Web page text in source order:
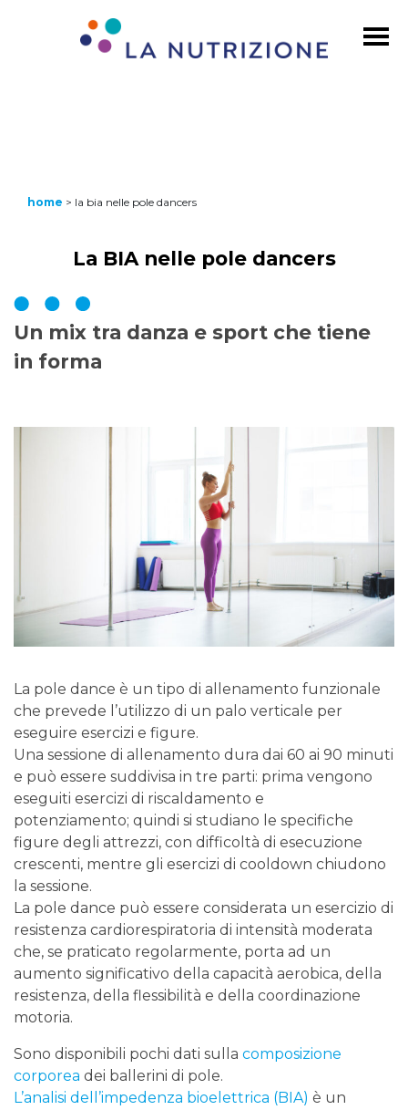
home > la bia nelle pole dancers
La BIA nelle pole dancers
Un mix tra danza e sport che tiene
in forma
La pole dance è un tipo di allenamento funzionale
che prevede l’utilizzo di un palo verticale per
eseguire esercizi e figure.
Una sessione di allenamento dura dai 60 ai 90 minuti
e può essere suddivisa in tre parti: prima vengono
eseguiti esercizi di riscaldamento e
potenziamento; quindi si studiano le specifiche
figure degli attrezzi, con difficoltà di esecuzione
crescenti, mentre gli esercizi di cooldown chiudono
la sessione.
La pole dance può essere considerata un esercizio di
resistenza cardiorespiratoria di intensità moderata
che, se praticato regolarmente, porta ad un
aumento significativo della capacità aerobica, della
resistenza, della flessibilità e della coordinazione
motoria.
Sono disponibili pochi dati sulla composizione
corporea dei ballerini di pole.
L’analisi dell’impedenza bioelettrica (BIA) è un